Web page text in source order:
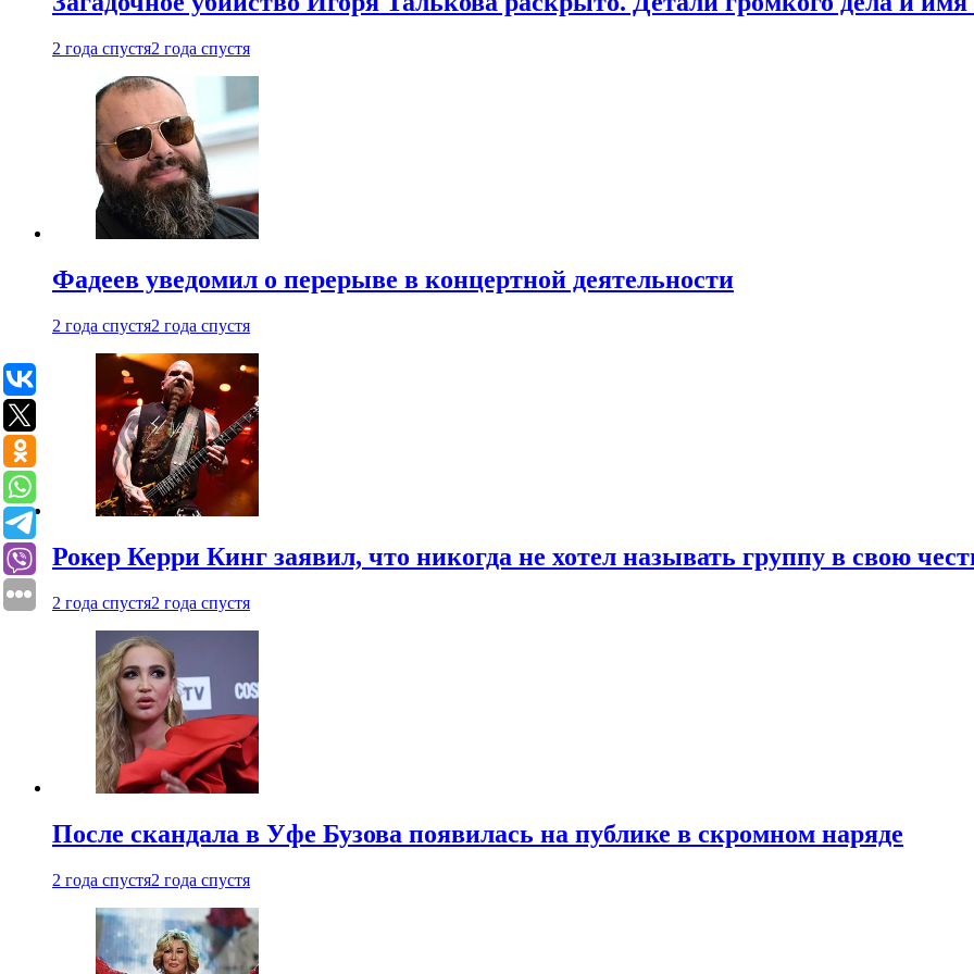
2 года спустя2 года спустя
Фадеев уведомил о перерыве в концертной деятельности
2 года спустя2 года спустя
Рокер Керри Кинг заявил, что никогда не хотел называть группу в свою
2 года спустя2 года спустя
После скандала в Уфе Бузова появилась на публике в скромном наряде
2 года спустя2 года спустя